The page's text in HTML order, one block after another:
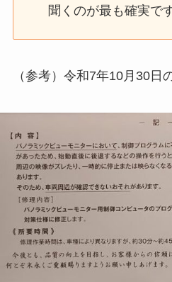
聞くのが最も確実です
（参考）令和7年10月30日